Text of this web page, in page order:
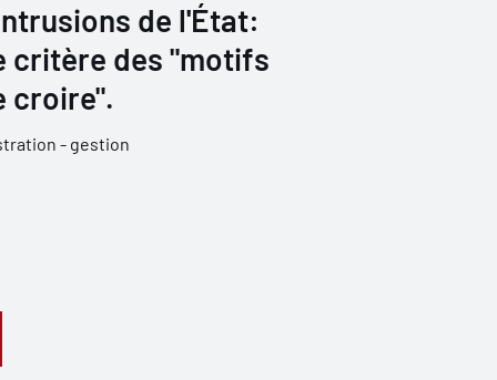
de l'État:
critère des "motifs
croire".
- gestion